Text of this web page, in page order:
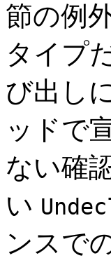
節の例
タイプ
び出し
ッドで
ない確
い
ンスで